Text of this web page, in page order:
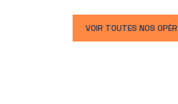
VOIR TOUTES NOS